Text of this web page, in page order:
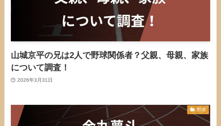
山城京平の兄は2人で野球関係者？父親、母親、家族
について調査！
2026年3月31日
野球